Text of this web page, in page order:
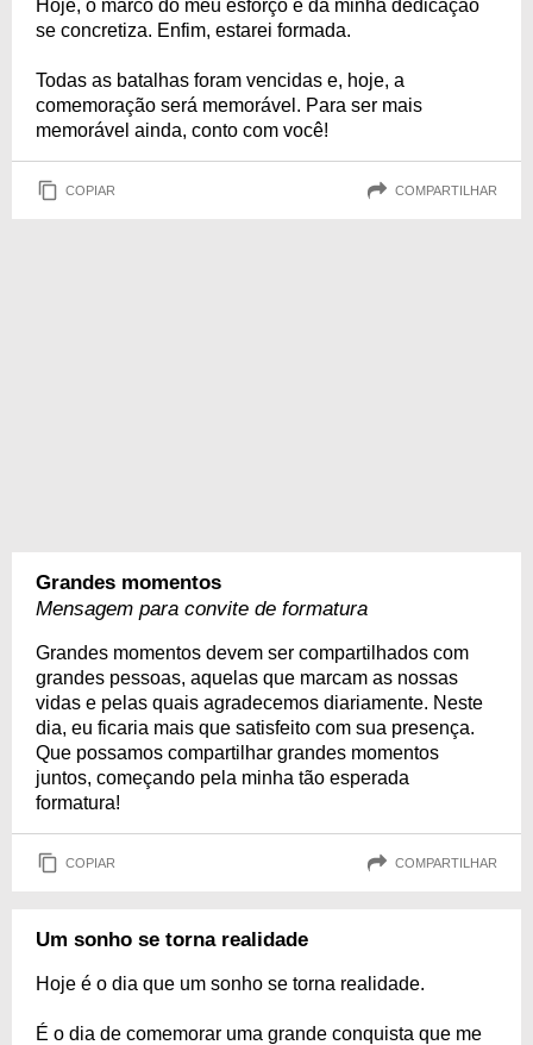
Hoje, o marco do meu esforço e da minha dedicação
se concretiza. Enfim, estarei formada.
Todas as batalhas foram vencidas e, hoje, a
comemoração será memorável. Para ser mais
memorável ainda, conto com você!
COPIAR COMPARTILHAR
Grandes momentos
Mensagem para convite de formatura
Grandes momentos devem ser compartilhados com
grandes pessoas, aquelas que marcam as nossas
vidas e pelas quais agradecemos diariamente. Neste
dia, eu ficaria mais que satisfeito com sua presença.
Que possamos compartilhar grandes momentos
juntos, começando pela minha tão esperada
formatura!
COPIAR COMPARTILHAR
Um sonho se torna realidade
Hoje é o dia que um sonho se torna realidade.
É o dia de comemorar uma grande conquista que me